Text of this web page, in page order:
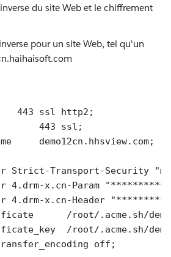
du site Web et le chiffrement
pour un site Web, tel qu'un
443 ssl http2;
# listen	443 ssl;
Strict-Transport-Security
4.drm-x.cn-Param
4.drm-x.cn-Header
/root/.acme.sh/
/root/.acme.sh/
off;